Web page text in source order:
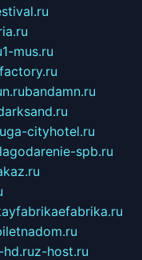
1-mus.ru
bandamn.ru
cityhotel.ru
spb.ru
z-host.ru